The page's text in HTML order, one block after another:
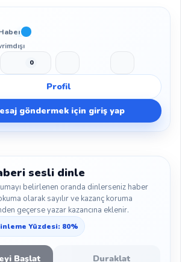
Beğenmeme
0
Profil
göndermek için giriş yap
sesli dinle
belirlenen oranda dinlerseniz haber
olarak sayılır ve kazanç koruma
geçerse yazar kazancına eklenir.
Yüzdesi: 80%
Başlat Duraklat